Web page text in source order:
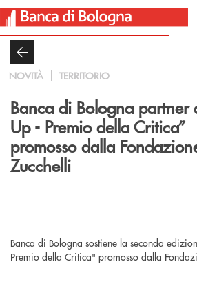
Salta al contenuto principale
NOVITÀ TERRITORIO
Banca di Bologna partner
Up - Premio della Critica”
promosso dalla
Zucchelli
Banca di Bologna sostiene la seconda
Premio della Critica" promosso dalla